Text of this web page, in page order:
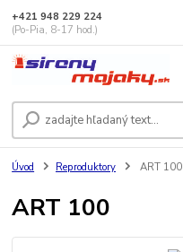
+421 948 229 224
(Po-Pia, 8-17 hod.)
Úvod Reproduktory ART 100
ART 100